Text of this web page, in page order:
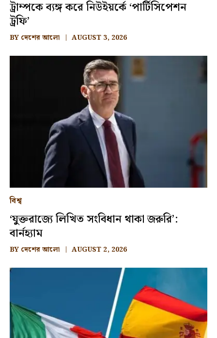
ট্রাম্পকে ব্যঙ্গ করে নিউইয়র্কে ‘পার্টিসিপেশন
ট্রফি’
BY দেশের আলো AUGUST 3, 2026
বিশ্ব
‘যুক্তরাজ্যে লিখিত সংবিধান থাকা জরুরি’:
বার্নহ্যাম
BY দেশের আলো AUGUST 2, 2026